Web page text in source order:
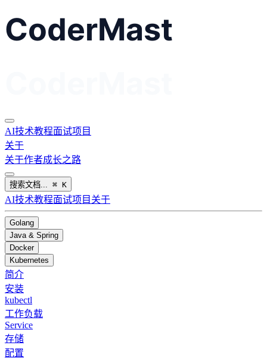
AI技术教程面试项目
关于
关于作者成长之路
搜索文档... ⌘ K
AI技术教程面试项目 关于
Golang
Java & Spring
Docker
Kubernetes
简介
安装
kubectl
工作负载
Service
存储
配置